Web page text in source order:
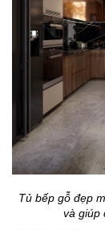
Tủ bếp gỗ đẹp
và giúp